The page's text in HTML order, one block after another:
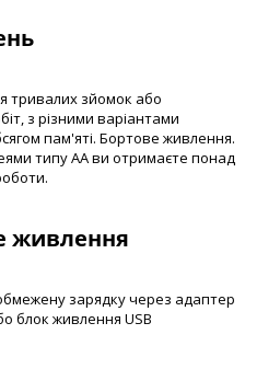
тривалих зйомок або
з різними варіантами
пам'яті. Бортове живлення.
типу АА ви отримаєте понад
живлення
зарядку через адаптер
блок живлення USB